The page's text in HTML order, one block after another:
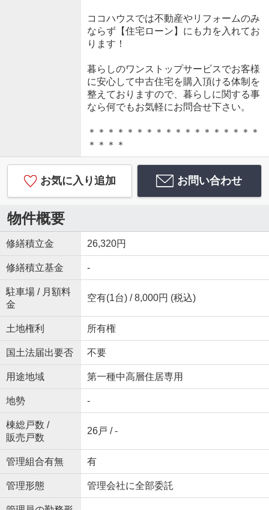
ココハウスでは不動産やリフォームのみ
ならず【住宅ローン】にも力を入れてお
ります！
暮らしのワンストップサービスでお客様
に安心して中古住宅を購入頂ける体制を
整えておりますので、暮らしに関する事
なら何でもお気軽にお問合せ下さい。
＊＊＊＊＊＊＊＊＊＊＊＊＊＊＊＊＊＊
＊＊＊＊
お気に入り追加 お問い合わせ
物件概要
修繕積立金 26,320円
修繕積立基金 -
駐車場 / 月額料
金
空有(1台) / 8,000円 (税込)
土地権利 所有権
国土法届出要否 不要
用途地域 第一種中高層住居専用
地勢 -
棟総戸数 /
販売戸数
26戸 / -
管理組合有無 有
管理形態 管理会社に全部委託